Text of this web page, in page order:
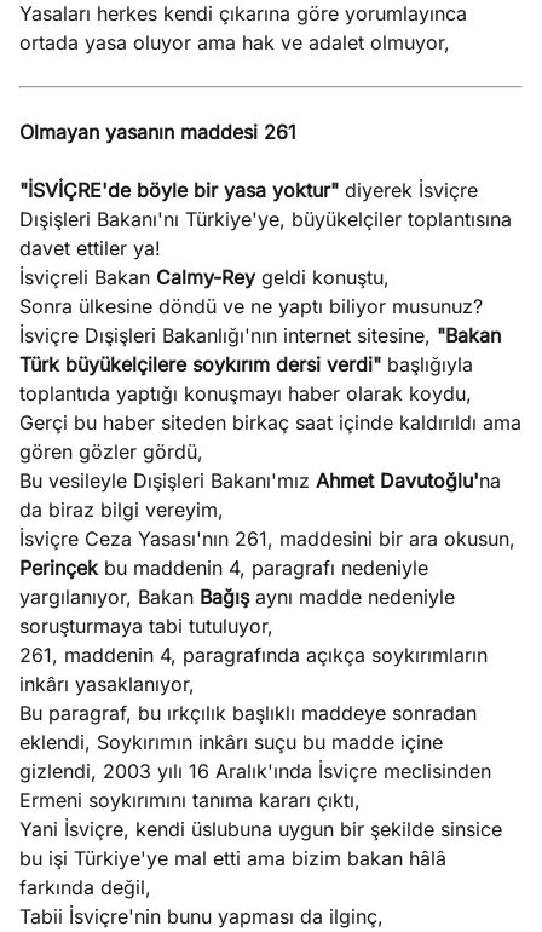
Yasaları herkes kendi çıkarına göre yorumlayınca
ortada yasa oluyor ama hak ve adalet olmuyor,
Olmayan yasanın maddesi 261
"İSVİÇRE'de böyle bir yasa yoktur" diyerek İsviçre
Dışişleri Bakanı'nı Türkiye'ye, büyükelçiler toplantısına
davet ettiler ya!
İsviçreli Bakan Calmy-Rey geldi konuştu,
Sonra ülkesine döndü ve ne yaptı biliyor musunuz?
İsviçre Dışişleri Bakanlığı'nın internet sitesine, "Bakan
Türk büyükelçilere soykırım dersi verdi" başlığıyla
toplantıda yaptığı konuşmayı haber olarak koydu,
Gerçi bu haber siteden birkaç saat içinde kaldırıldı ama
gören gözler gördü,
Bu vesileyle Dışişleri Bakanı'mız Ahmet Davutoğlu'na
da biraz bilgi vereyim,
İsviçre Ceza Yasası'nın 261, maddesini bir ara okusun,
Perinçek bu maddenin 4, paragrafı nedeniyle
yargılanıyor, Bakan Bağış aynı madde nedeniyle
soruşturmaya tabi tutuluyor,
261, maddenin 4, paragrafında açıkça soykırımların
inkârı yasaklanıyor,
Bu paragraf, bu ırkçılık başlıklı maddeye sonradan
eklendi, Soykırımın inkârı suçu bu madde içine
gizlendi, 2003 yılı 16 Aralık'ında İsviçre meclisinden
Ermeni soykırımını tanıma kararı çıktı,
Yani İsviçre, kendi üslubuna uygun bir şekilde sinsice
bu işi Türkiye'ye mal etti ama bizim bakan hâlâ
farkında değil,
Tabii İsviçre'nin bunu yapması da ilginç,